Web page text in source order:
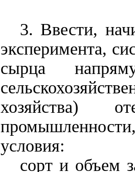
3. Ввести,
эксперимента,
сырца
хозяйства)
условия:
сорт и объем